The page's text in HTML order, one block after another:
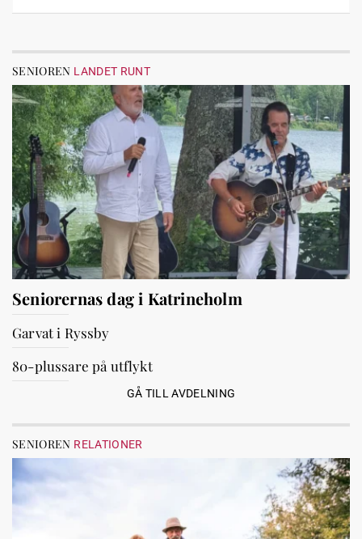
SENIOREN LANDET RUNT
Seniorernas dag i Katrineholm
Garvat i Ryssby
80-plussare på utflykt
GÅ TILL AVDELNING
SENIOREN RELATIONER